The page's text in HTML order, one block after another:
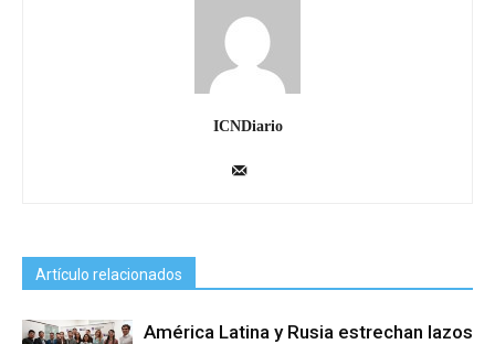
ICNDiario
Artículo relacionados
América Latina y Rusia estrechan lazos